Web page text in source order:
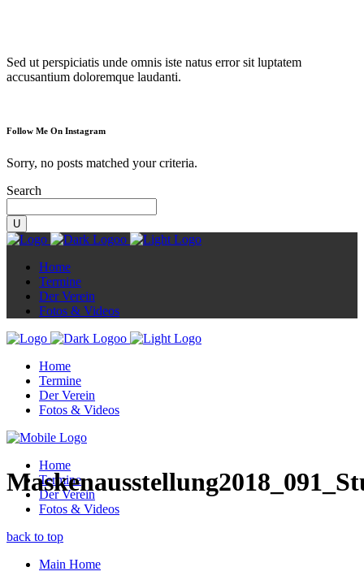
Sed ut perspiciatis unde omnis iste natus error sit luptatem
accusantium doloremque laudanti.
Follow Me On Instagram
Sorry, no posts matched your criteria.
Search
Home
Termine
Der Verein
Fotos & Videos
Home
Termine
Der Verein
Fotos & Videos
Home
Termine
Der Verein
Fotos & Videos
back to top
Main Home